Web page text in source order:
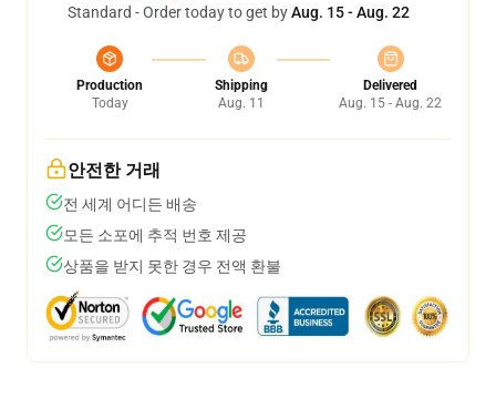
Standard - Order today to get byAug. 15 - Aug. 22
Production
Today
Shipping
Aug. 11
Delivered
Aug. 15 - Aug. 22
안전한 거래
전 세계 어디든 배송
모든 소포에 추적 번호 제공
상품을 받지 못한 경우 전액 환불